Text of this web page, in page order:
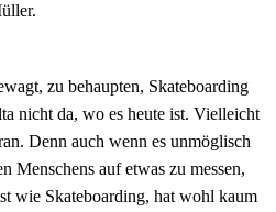
zu behaupten, Skateboarding
nicht da, wo es heute ist. Vielleicht
Denn auch wenn es unmöglisch
Menschens auf etwas zu messen,
wie Skateboarding, hat wohl kaum